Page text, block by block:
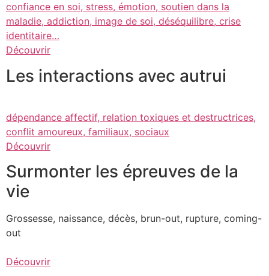
confiance en soi, stress, émotion, soutien dans la
maladie, addiction, image de soi, déséquilibre, crise
identitaire…
Découvrir
Les interactions avec autrui
dépendance affectif, relation toxiques et destructrices,
conflit amoureux, familiaux, sociaux
Découvrir
Surmonter les épreuves de la
vie
Grossesse, naissance, décès, brun-out, rupture, coming-
out
Découvrir